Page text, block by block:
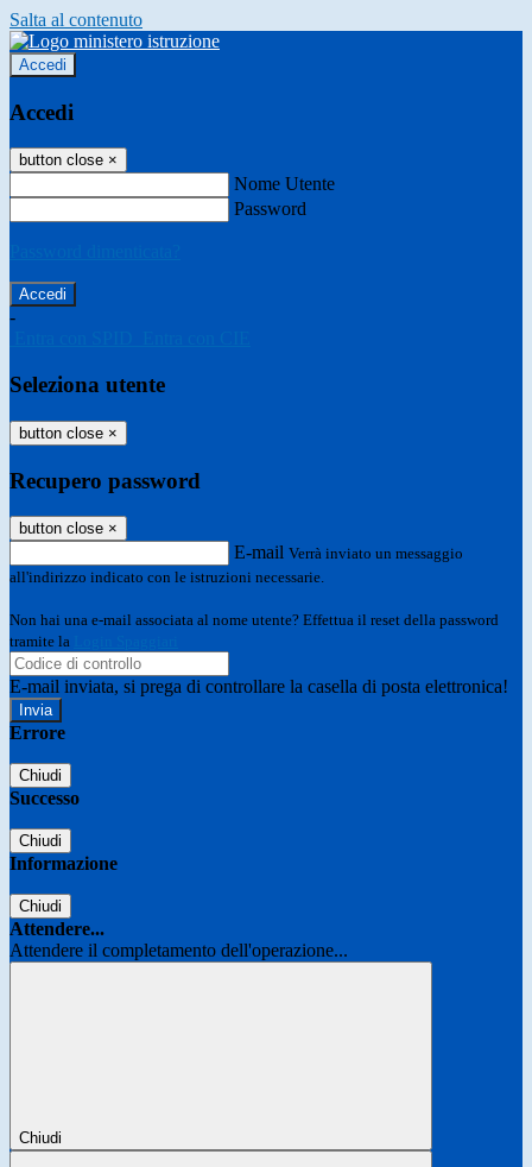
Salta al contenuto
Accedi
Accedi
button close ×
Nome Utente
Password
-
Seleziona utente
button close ×
Recupero password
button close ×
E-mail Verrà inviato un messaggio
all'indirizzo indicato con le istruzioni necessarie.
Non hai una e-mail associata al nome utente? Effettua il reset della password
tramite la
E-mail inviata, si prega di controllare la casella di posta elettronica!
Errore
Chiudi
Successo
Chiudi
Informazione
Chiudi
Attendere...
Attendere il completamento dell'operazione...
Chiudi